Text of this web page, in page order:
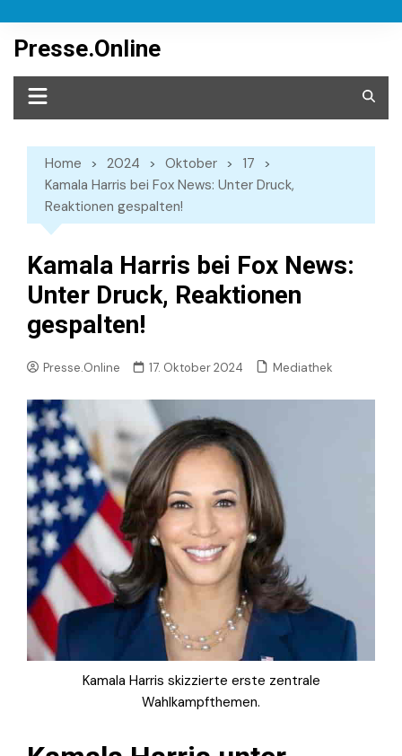
content
Presse.Online
Home 2024 Oktober
17
Kamala Harris bei Fox News: Unter Druck,
Reaktionen gespalten!
Kamala Harris bei Fox News:
Unter Druck, Reaktionen
gespalten!
Presse.Online 17. Oktober 2024 Mediathek
Kamala Harris skizzierte erste zentrale
Wahlkampfthemen.